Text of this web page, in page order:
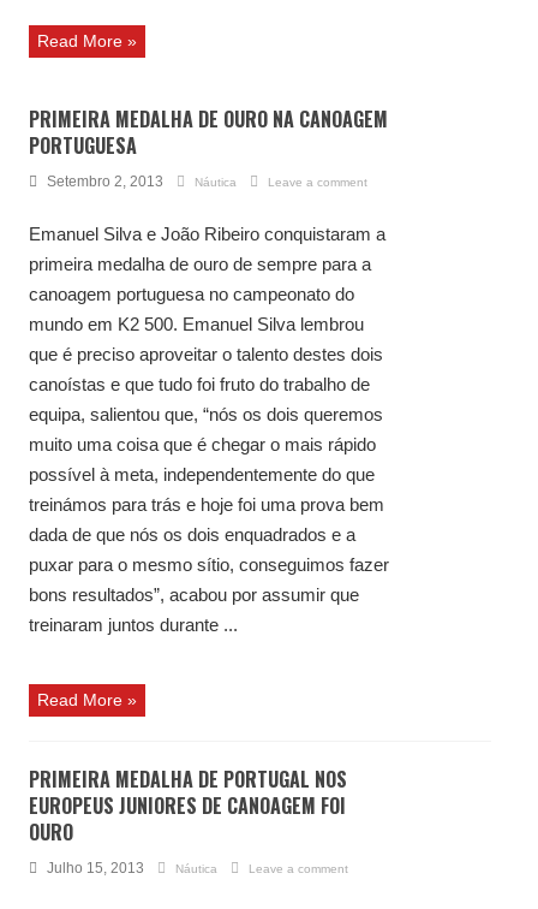
Read More »
PRIMEIRA MEDALHA DE OURO NA CANOAGEM
PORTUGUESA
Setembro 2, 2013 Náutica Leave a comment
Emanuel Silva e João Ribeiro conquistaram a
primeira medalha de ouro de sempre para a
canoagem portuguesa no campeonato do
mundo em K2 500. Emanuel Silva lembrou
que é preciso aproveitar o talento destes dois
canoístas e que tudo foi fruto do trabalho de
equipa, salientou que, “nós os dois queremos
muito uma coisa que é chegar o mais rápido
possível à meta, independentemente do que
treinámos para trás e hoje foi uma prova bem
dada de que nós os dois enquadrados e a
puxar para o mesmo sítio, conseguimos fazer
bons resultados”, acabou por assumir que
treinaram juntos durante ...
Read More »
PRIMEIRA MEDALHA DE PORTUGAL NOS
EUROPEUS JUNIORES DE CANOAGEM FOI
OURO
Julho 15, 2013 Náutica Leave a comment